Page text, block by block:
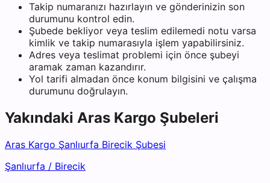
Takip numaranızı hazırlayın ve gönderinizin son
durumunu kontrol edin.
Şubede bekliyor veya teslim edilemedi notu varsa
kimlik ve takip numarasıyla işlem yapabilirsiniz.
Adres veya teslimat problemi için önce şubeyi
aramak zaman kazandırır.
Yol tarifi almadan önce konum bilgisini ve çalışma
durumunu doğrulayın.
Yakındaki Aras Kargo Şubeleri
Aras Kargo Şanlıurfa Birecik Şubesi
Şanlıurfa / Birecik